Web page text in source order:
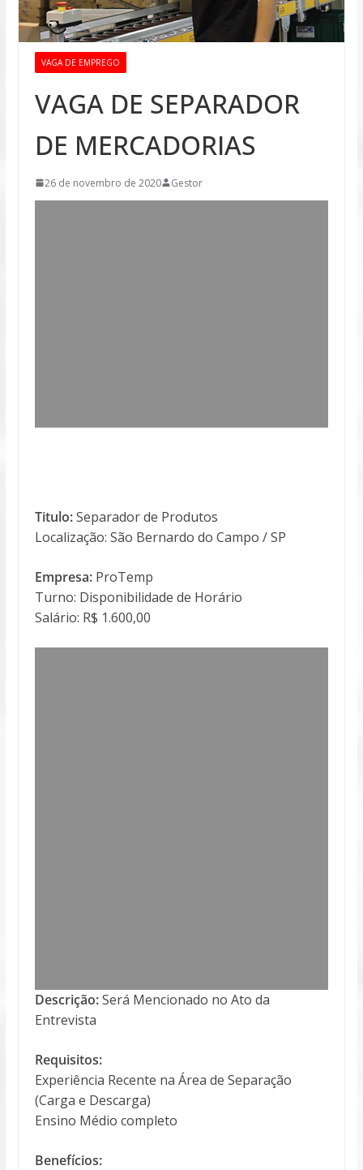
VAGA DE EMPREGO
VAGA DE SEPARADOR
DE MERCADORIAS
26 de novembro de 2020 Gestor
Titulo:Separador de Produtos
Localização: São Bernardo do Campo / SP
Empresa:ProTemp
Turno: Disponibilidade de Horário
Salário: R$ 1.600,00
Descrição:Será Mencionado no Ato da
Entrevista
Requisitos:
Experiência Recente na Área de Separação
(Carga e Descarga)
Ensino Médio completo
Benefícios: